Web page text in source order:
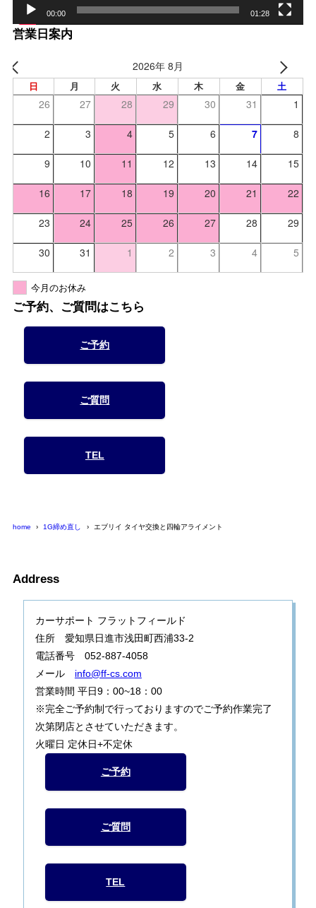
00:00 01:28
営業日案内
2026年 8月
日 月 火 水 木 金 土
26 27 28 29 30 31 1
2 3 4 5 6 7 8
9 10 11 12 13 14 15
16 17 18 19 20 21 22
23 24 25 26 27 28 29
30 31 1 2 3 4 5
今月のお休み
ご予約、ご質問はこちら
ご予約
ご質問
TEL
home 1G締め直し エブリイ タイヤ交換と四輪アライメント
Address
カーサポート フラットフィールド
住所 愛知県日進市浅田町西浦33-2
電話番号 052-887-4058
メール info@ff-cs.com
営業時間 平日9：00~18：00
※完全ご予約制で行っておりますのでご予約作業完了
次第閉店とさせていただきます。
火曜日 定休日+不定休
ご予約
ご質問
TEL